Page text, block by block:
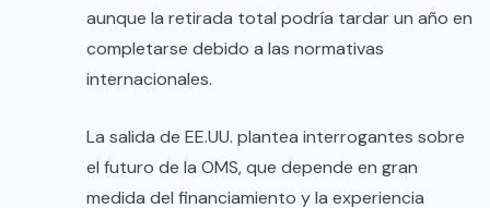
aunque la retirada total podría tardar un año en
completarse debido a las normativas
internacionales.
La salida de EE.UU. plantea interrogantes sobre
el futuro de la OMS, que depende en gran
medida del financiamiento y la experiencia